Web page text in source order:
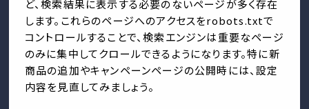
ど、検索結果に表示する必要のないページが多く存在
します。これらのページへのアクセスをrobots.txtで
コントロールすることで、検索エンジンは重要なページ
のみに集中してクロールできるようになります。特に新
商品の追加やキャンペーンページの公開時には、設定
内容を見直してみましょう。